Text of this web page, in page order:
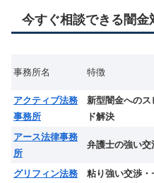
今すぐ相談できる闇金
事務所名 特徴
アクティブ法務
事務所
新型闇金へのス
ド解決
アース法律事務
所
弁護士の強い交
グリフィン法務
粘り強い交渉・